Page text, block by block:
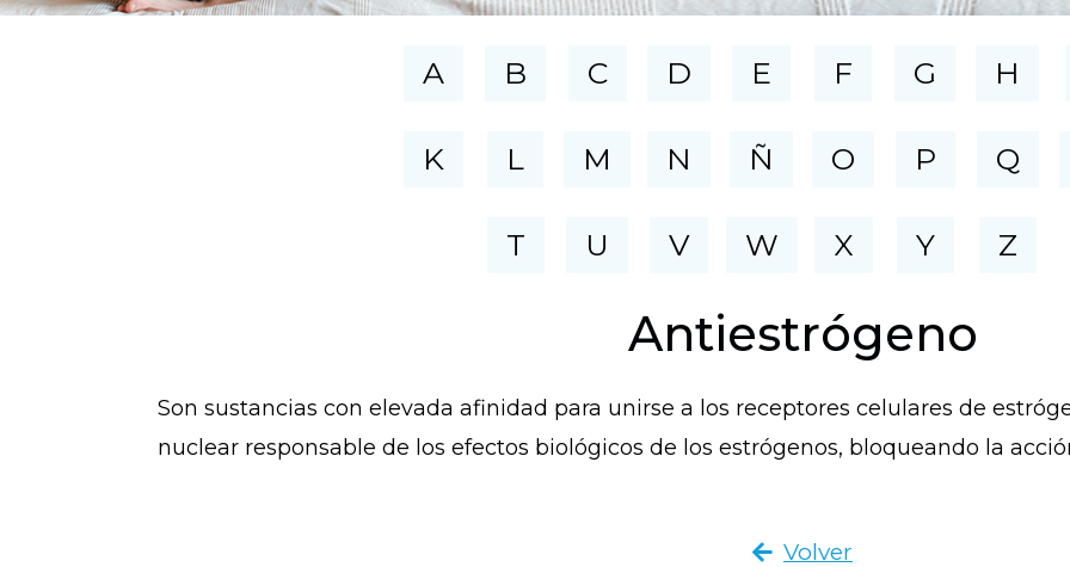
A
K
B
L
T
C
M
U
D
N
V
E
Ñ
W
F
O
X
G
P
Y
H
Q
Z
Antiestrógeno
Son sustancias con elevada afinidad para unirse a los receptores celulares de
nuclear responsable de los efectos biológicos de los estrógenos, bloqueando la
Volver